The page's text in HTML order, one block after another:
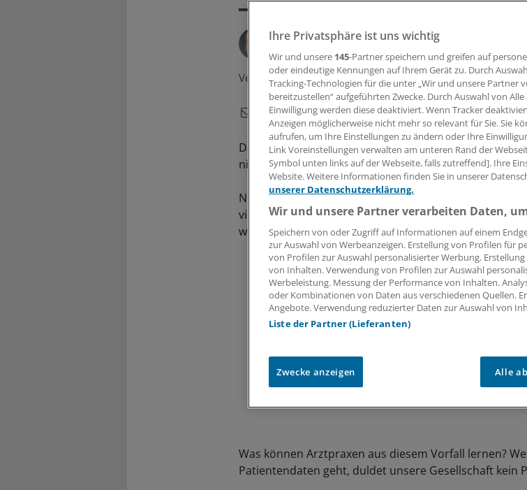
Von Dirk Schnack
Veröffentlicht:10.11.2011, 05:00 Uhr
Das Datenleck bei einem Träger sozialer
nicht aufgearbeitet.
Noch ist nicht geklärt, wie lange Patientendaten im
viele Menschen die zum Teil hochsensiblen
weiß man nicht, ob und in welchem Umfang der
Was können Arztpraxen aus diesem Vorfall lernen?
Patientendaten geht, duldet unsere Gesellschaft kein
Ihre Privatsphäre ist uns wichtig
Wir und unsere 145-Partner speichern und greifen auf
oder eindeutige Kennungen auf Ihrem Gerät zu. Durch
Tracking-Technologien für die unter „Wir und unsere Partner
bereitzustellen“ aufgeführten Zwecke. Durch Auswahl von
Einwilligung werden diese deaktiviert. Wenn Tracker
Anzeigen möglicherweise nicht mehr so relevant für Sie. Sie
aufrufen, um Ihre Einstellungen zu ändern oder Ihre
Link Voreinstellungen verwalten am unteren Rand der
Symbol unten links auf der Webseite, falls zutreffend]. Ihre
Website. Weitere Informationen finden Sie in unserer
unserer Datenschutzerklärung.
Wir und unsere Partner verarbeiten Daten,
Speichern von oder Zugriff auf Informationen auf einem
zur Auswahl von Werbeanzeigen. Erstellung von Profilen für
von Profilen zur Auswahl personalisierter Werbung.
von Inhalten. Verwendung von Profilen zur Auswahl
Werbeleistung. Messung der Performance von Inhalten.
oder Kombinationen von Daten aus verschiedenen Quellen.
Angebote. Verwendung reduzierter Daten zur Auswahl von
Liste der Partner (Lieferanten)
Zwecke anzeigen Alle